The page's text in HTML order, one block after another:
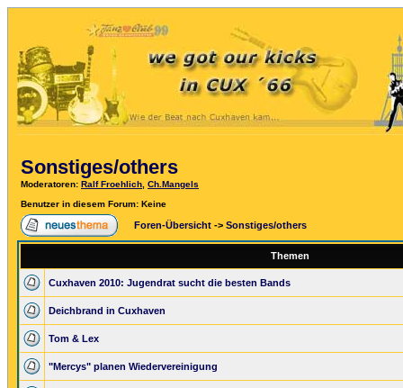
Sonstiges/others
Moderatoren: Ralf Froehlich Ch.Mangels
Benutzer in diesem Forum: Keine
Foren-Übersicht -> Sonstiges/others
Themen
Cuxhaven 2010: Jugendrat sucht die besten Bands
Deichbrand in Cuxhaven
Tom & Lex
"Mercys" planen Wiedervereinigung